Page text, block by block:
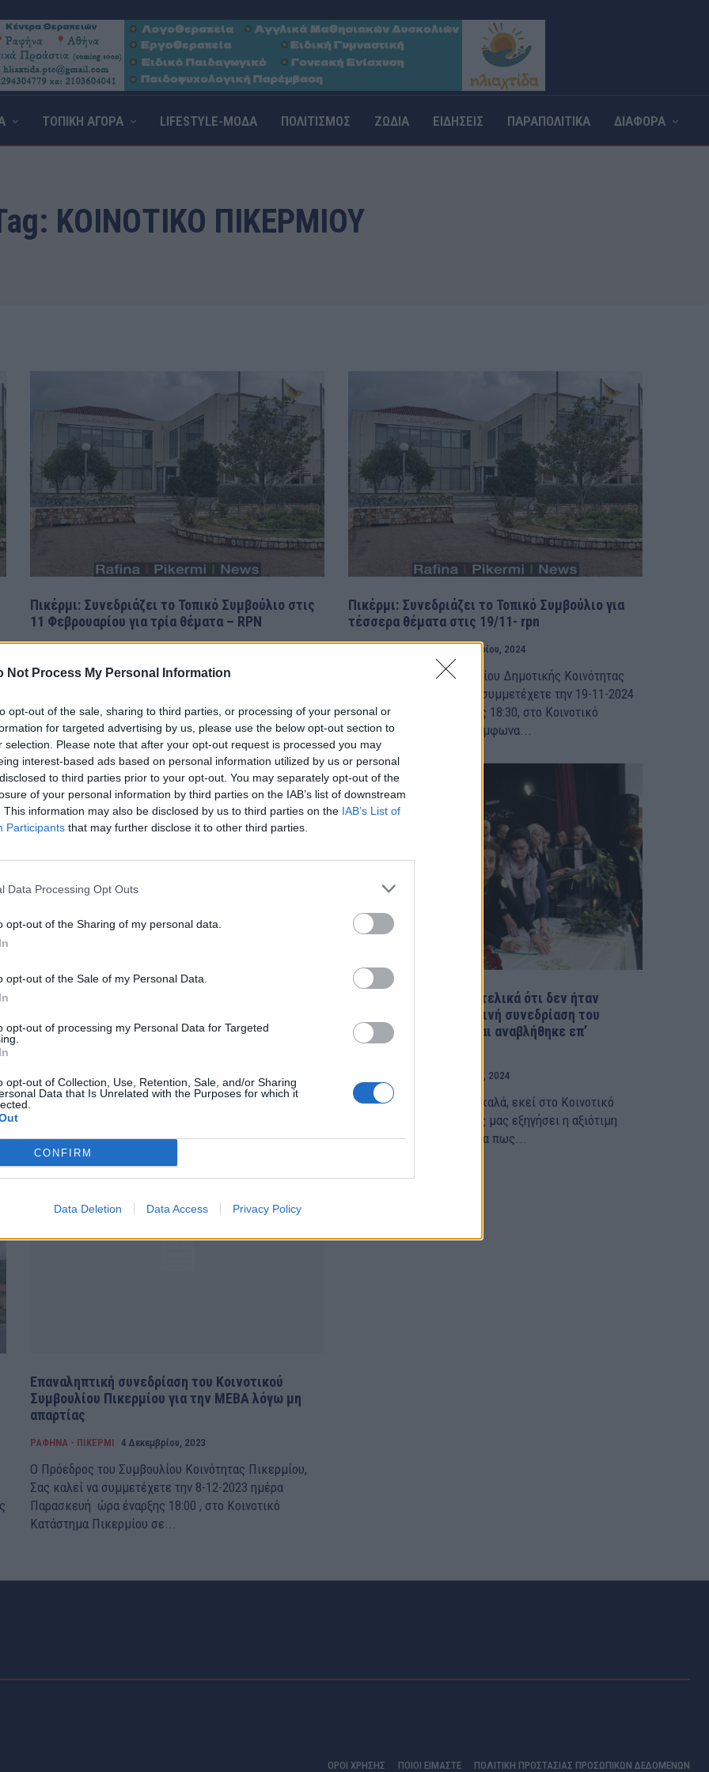
Not Process My Personal Information
opt-out of the sale, sharing to third parties, or processing of your personal or
for targeted advertising by us, please use the below opt-out section to
selection. Please note that after your opt-out request is processed you may
interest-based ads based on personal information utilized by us or personal
to third parties prior to your opt-out. You may separately opt-out of the
of your personal information by third parties on the IAB’s list of downstream
This information may also be disclosed by us to third parties on the IAB’s List of
Participants that may further disclose it to other third parties.
Data Processing Opt Outs
opt-out of the Sharing of my personal data.
opt-out of the Sale of my Personal Data.
opt-out of processing my Personal Data for Targeted
opt-out of Collection, Use, Retention, Sale, and/or Sharing
Data that Is Unrelated with the Purposes for which it
CONFIRM
Data Deletion Data Access Privacy Policy
ΤΟΠΙΚΗ ΑΓΟΡΑ LIFESTYLE-ΜΟΔΑ ΠΟΛΙΤΙΣΜΟΣ ΖΩΔΙΑ ΕΙΔΗΣΕΙΣ ΠΑΡΑΠΟΛΙΤΙΚΑ ΔΙΑΦΟΡΑ
ΚΟΙΝΟΤΙΚΟ ΠΙΚΕΡΜΙΟΥ
Πικέρμι: Συνεδριάζει το Τοπικό Συμβούλιο στις
11 Φεβρουαρίου για τρία θέματα – RPN
H Πρόεδρος του Συμβουλίου Κοινότητας Πικερμίου,
ώρα έναρξης 18:30, στο Κοινοτικό Κατάστημα
Πικερμίου...
Πικέρμι: Συνεδριάζει το Τοπικό Συμβούλιο για
τέσσερα θέματα στις 19/11- rpn
15 Νοεμβρίου, 2024
H Πρόεδρος του Συμβουλίου Δημοτικής Κοινότητας
Πικερμίου, Σας καλεί να συμμετέχετε την 19-11-2024
ημέρα Τρίτη ώρα έναρξης 18:30, στο Κοινοτικό
Κατάστημα Πικερμίου σύμφωνα...
Πικερμίου; To έκλεισαν το ''μαγαζάκι''; Κοντεύουν δύο
Πικέρμι: Αποφάσισαν τελικά ότι δεν ήταν
κατεπείγουσα η σημερινή συνεδρίαση του
Τοπικού Συμβουλίου και αναβλήθηκε επ’
αόριστον – rpn
25 Ιουλίου, 2024
Μάλλον κάτι δεν γίνεται καλά, εκεί στο Κοινοτικό
Συμβούλιο Πικερμίου. Ας μας εξηγήσει η αξιότιμη
Πρόεδρος Αγγέλα Ξηντάρα πως...
Επαναληπτική συνεδρίαση του Κοινοτικού
Συμβουλίου Πικερμίου για την ΜΕΒΑ λόγω μη
απαρτίας
ΡΑΦΗΝΑ - ΠΙΚΕΡΜΙ 4 Δεκεμβρίου, 2023
Ο Πρόεδρος του Συμβουλίου Κοινότητας Πικερμίου,
Σας καλεί να συμμετέχετε την 8-12-2023 ημέρα
Παρασκευή ώρα έναρξης 18:00 , στο Κοινοτικό
Κατάστημα Πικερμίου σε...
ΟΡΟΙ ΧΡΗΣΗΣ ΠΟΙΟΊ ΕΊΜΑΣΤΕ ΠΟΛΙΤΙΚΗ ΠΡΟΣΤΑΣΙΑΣ ΠΡΟΣΩΠΙΚΩΝ ΔΕΔΟΜΕΝΩΝ